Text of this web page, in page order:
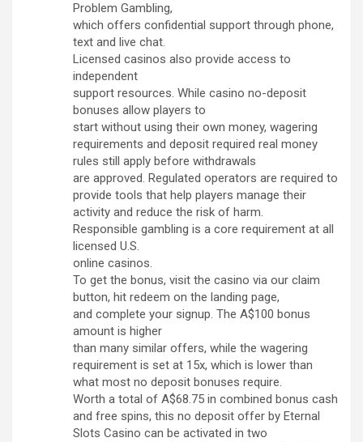
Problem Gambling,
which offers confidential support through phone,
text and live chat.
Licensed casinos also provide access to
independent
support resources. While casino no-deposit
bonuses allow players to
start without using their own money, wagering
requirements and deposit required real money
rules still apply before withdrawals
are approved. Regulated operators are required to
provide tools that help players manage their
activity and reduce the risk of harm.
Responsible gambling is a core requirement at all
licensed U.S.
online casinos.
To get the bonus, visit the casino via our claim
button, hit redeem on the landing page,
and complete your signup. The A$100 bonus
amount is higher
than many similar offers, while the wagering
requirement is set at 15x, which is lower than
what most no deposit bonuses require.
Worth a total of A$68.75 in combined bonus cash
and free spins, this no deposit offer by Eternal
Slots Casino can be activated in two